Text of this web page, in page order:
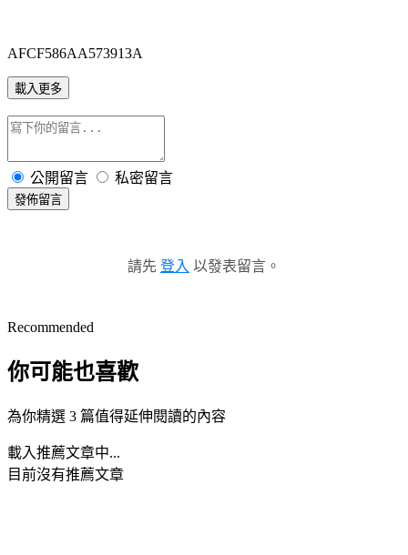
AFCF586AA573913A
載入更多
公開留言 私密留言
發佈留言
請先 登入 以發表留言。
Recommended
你可能也喜歡
為你精選 3 篇值得延伸閱讀的內容
載入推薦文章中...
目前沒有推薦文章